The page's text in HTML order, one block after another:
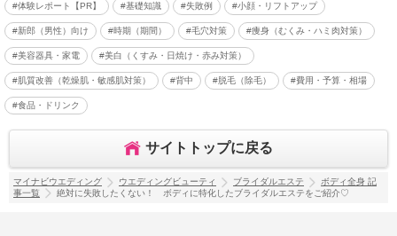
#体験レポート【PR】 #基礎知識 #失敗例 #小顔・リフトアップ
#新郎（男性）向け #時期（期間） #毛穴対策 #痩身（むくみ・ハミ肉対策）
#美容器具・家電 #美白（くすみ・日焼け・赤み対策）
#肌質改善（乾燥肌・敏感肌対策） #背中 #脱毛（除毛） #費用・予算・相場
#食品・ドリンク
サイトトップに戻る
マイナビウエディング ウエディングビューティ ブライダルエステ
ボディ全身 記
事一覧
絶対に失敗したくない！ ボディに特化したブライダルエステをご紹介♡